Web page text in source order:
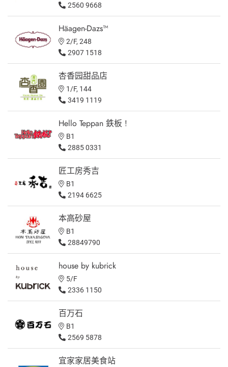
2560 9668
Häagen-Dazs™
2/F, 248
2907 1518
杏香园甜品店
1/F, 144
3419 1119
Hello Teppan 鉄板 !
B1
2885 0331
匠工房秀吉
B1
2194 6625
本高砂屋
B1
28849790
house by kubrick
5/F
2336 1150
百万石
B1
2569 5878
宜家家居美食站